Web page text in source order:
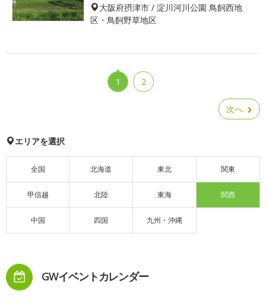
大阪府摂津市 / 淀川河川公園 鳥飼西地
区・鳥飼野草地区
1 2
次へ
エリアを選択
全国 北海道 東北 関東
甲信越 北陸 東海 関西
中国 四国 九州・沖縄
GWイベントカレンダー